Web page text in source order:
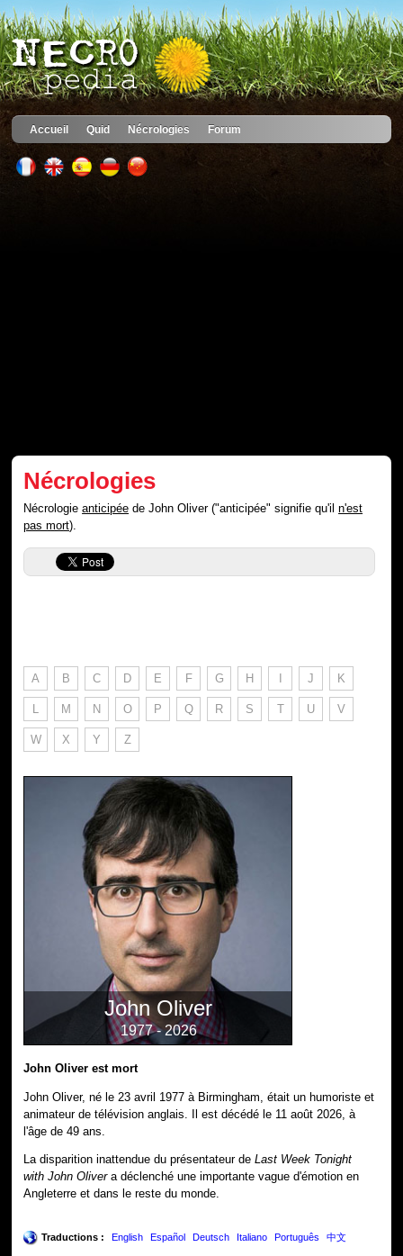
Accueil Quid Nécrologies Forum
Nécrologies
Nécrologieanticipée de John Oliver ("anticipée" signifie qu'iln'est
pas mort).
A B C D E F G H I J K
L M N O P Q R S T U V
W X Y Z
John Oliver
1977 - 2026
John Oliver est mort
John Oliver, né le 23 avril 1977 à Birmingham, était un humoriste et
animateur de télévision anglais. Il est décédé le 11 août 2026, à
l'âge de 49 ans.
La disparition inattendue du présentateur deLast Week Tonight
with John Olivera déclenché une importante vague d'émotion en
Angleterre et dans le reste du monde.
Traductions : English Español Deutsch Italiano Português 中文